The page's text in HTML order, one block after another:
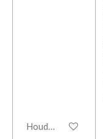
Houd mij op de